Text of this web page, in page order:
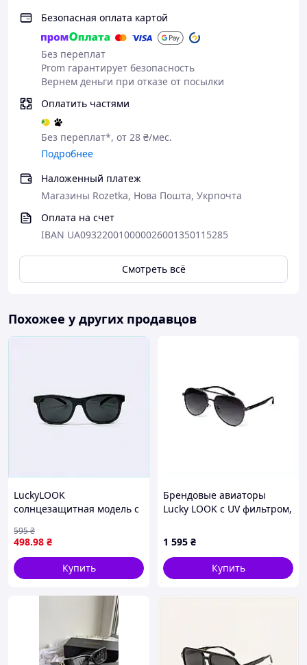
Безопасная оплата картой
Без переплат
Prom гарантирует безопасность
Вернем деньги при отказе от посылки
Оплатить частями
Без переплат*, от 28 ₴/мес.
Подробнее
Наложенный платеж
Магазины Rozetka, Нова Пошта, Укрпочта
Оплата на счет
IBAN UA093220010000026001350115285
Смотреть всё
Похожее у других продавцов
LuckyLOOK
солнцезащитная модель с
C80H55906
498.98 ₴
595₴
Купить
Брендовые авиаторы
Lucky LOOK с UV фильтром,
1 595 ₴
Купить